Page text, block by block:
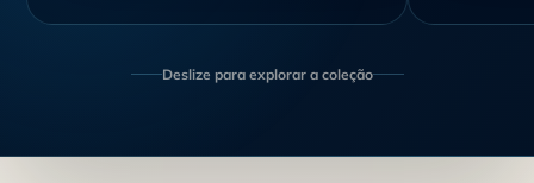
Deslize para explorar a coleção